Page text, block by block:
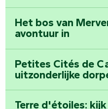
Het bos van
avontuur in
Petites Cités de
uitzonderlijke
Terre d'étoiles:
of
en